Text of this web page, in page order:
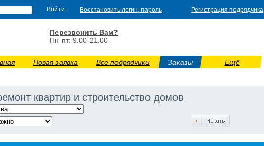
Восстановить логин, пароль Регистрация подрядчика
Перезвонить Вам?
Пн-пт: 9.00-21.00
Новая заявка Все подрядчики Заказы Ещё
квартир и строительство домов